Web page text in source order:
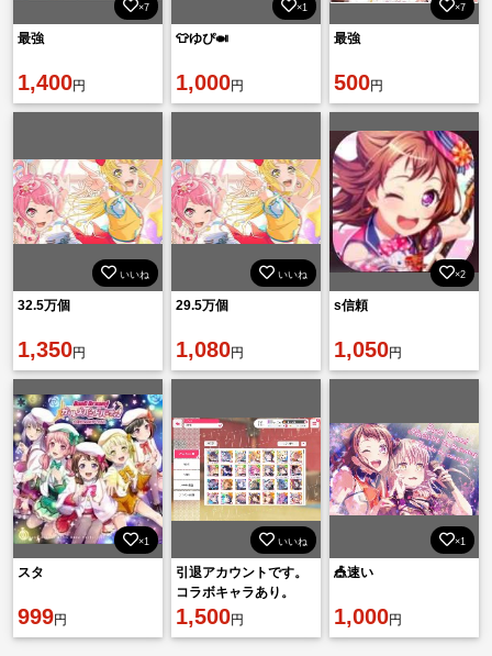
×7
最強
1,400円
×1
👕ゆぴ🍛
1,000円
×7
最強
500円
いいね
32.5万個
1,350円
いいね
29.5万個
1,080円
×2
s信頼
1,050円
×1
スタ
999円
いいね
引退アカウントです。
コラボキャラあり。
1,500円
×1
🎪速い
1,000円